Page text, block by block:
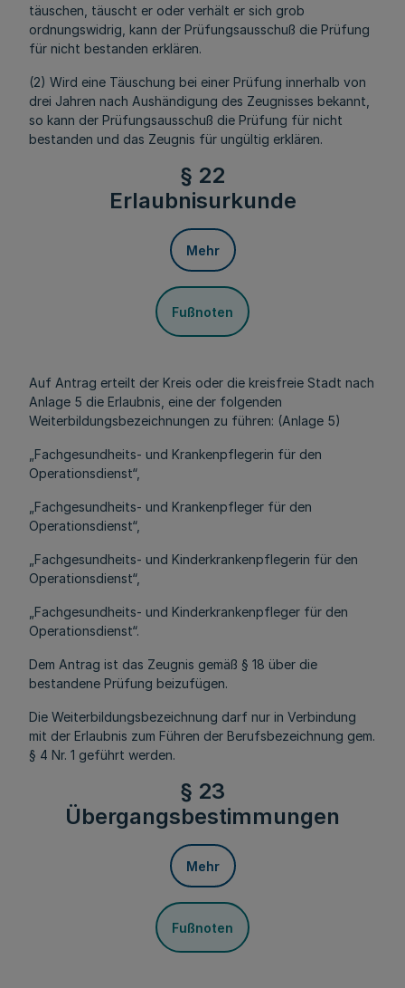
täuschen, täuscht er oder verhält er sich grob
ordnungswidrig, kann der Prüfungsausschuß die Prüfung
für nicht bestanden erklären.
(2) Wird eine Täuschung bei einer Prüfung innerhalb von
drei Jahren nach Aushändigung des Zeugnisses bekannt,
so kann der Prüfungsausschuß die Prüfung für nicht
bestanden und das Zeugnis für ungültig erklären.
§ 22
Erlaubnisurkunde
Mehr
Fußnoten
Auf Antrag erteilt der Kreis oder die kreisfreie Stadt nach
Anlage 5 die Erlaubnis, eine der folgenden
Weiterbildungsbezeichnungen zu führen: (Anlage 5)
„Fachgesundheits- und Krankenpflegerin für den
Operationsdienst“,
„Fachgesundheits- und Krankenpfleger für den
Operationsdienst“,
„Fachgesundheits- und Kinderkrankenpflegerin für den
Operationsdienst“,
„Fachgesundheits- und Kinderkrankenpfleger für den
Operationsdienst“.
Dem Antrag ist das Zeugnis gemäß § 18 über die
bestandene Prüfung beizufügen.
Die Weiterbildungsbezeichnung darf nur in Verbindung
mit der Erlaubnis zum Führen der Berufsbezeichnung gem.
§ 4 Nr. 1 geführt werden.
§ 23
Übergangsbestimmungen
Mehr
Fußnoten